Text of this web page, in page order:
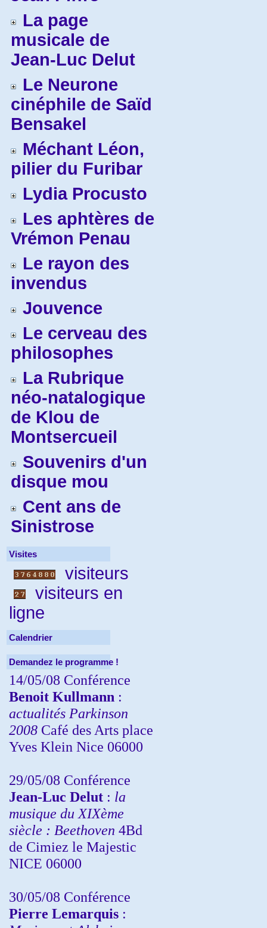
La page
musicale de
Jean-Luc Delut
Le Neurone
cinéphile de Saïd
Bensakel
Méchant Léon,
pilier du Furibar
Lydia Procusto
Les aphtères de
Vrémon Penau
Le rayon des
invendus
Jouvence
Le cerveau des
philosophes
La Rubrique
néo-natalogique
de Klou de
Montsercueil
Souvenirs d'un
disque mou
Cent ans de
Sinistrose
Visites
visiteurs
visiteurs en
ligne
Calendrier
Demandez le programme !
14/05/08 Conférence
Benoit Kullmann :
actualités Parkinson
2008 Café des Arts place
Yves Klein Nice 06000
29/05/08 Conférence
Jean-Luc Delut : la
musique du XIXème
siècle : Beethoven 4Bd
de Cimiez le Majestic
NICE 06000
30/05/08 Conférence
Pierre Lemarquis :